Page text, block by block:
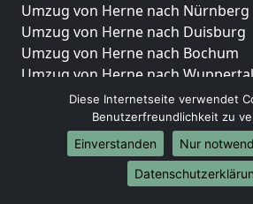
Umzug von Herne nach Nürnberg
Umzug von Herne nach Duisburg
Umzug von Herne nach Bochum
Umzug von Herne nach Wuppertal
Umzug von Herne nach Bielefeld
Umzug von Herne nach Bonn
Umzug von Herne nach Münster
Internationale-Umzüge
Diese Internetseite verwendet
Benutzerfreundlichkeit zu
Einverstanden
Nur